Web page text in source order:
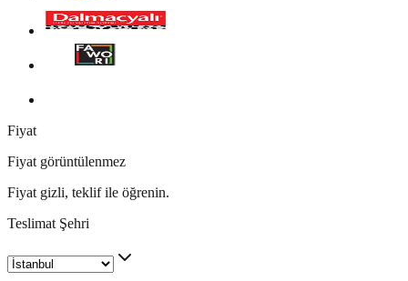
Fiyat
Fiyat görüntülenmez
Fiyat gizli, teklif ile öğrenin.
Teslimat Şehri